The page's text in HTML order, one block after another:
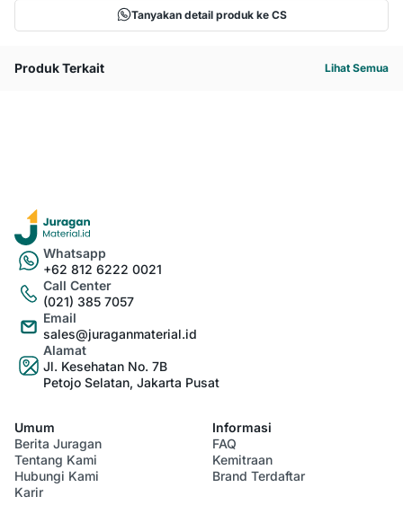
Tanyakan detail produk ke CS
Produk Terkait Lihat Semua
Whatsapp
+62 812 6222 0021
Call Center
(021) 385 7057
Email
sales@juraganmaterial.id
Alamat
Jl. Kesehatan No. 7B
Petojo Selatan, Jakarta Pusat
Umum
Berita Juragan
Tentang Kami
Hubungi Kami
Karir
Informasi
FAQ
Kemitraan
Brand Terdaftar